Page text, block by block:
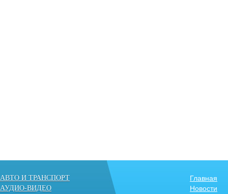
АВТО И ТРАНСПОРТ
АУДИО-ВИДЕО
Главная
Новости